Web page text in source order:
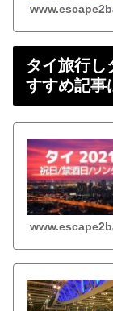
タイ旅行し
すすめ記事